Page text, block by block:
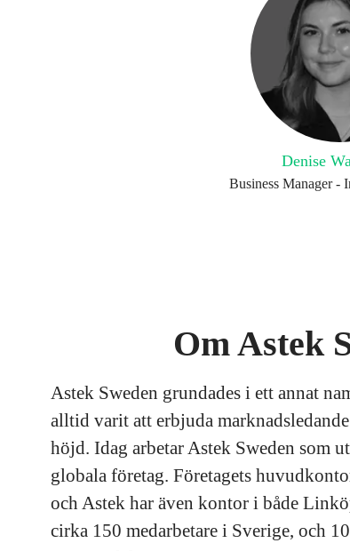
Denise
Business Manager -
Om Astek
Astek Sweden grundades i ett annat
alltid varit att erbjuda
höjd. Idag arbetar Astek Sweden som
globala företag. Företagets
och Astek har även kontor i både
cirka 150 medarbetare i Sverige, och